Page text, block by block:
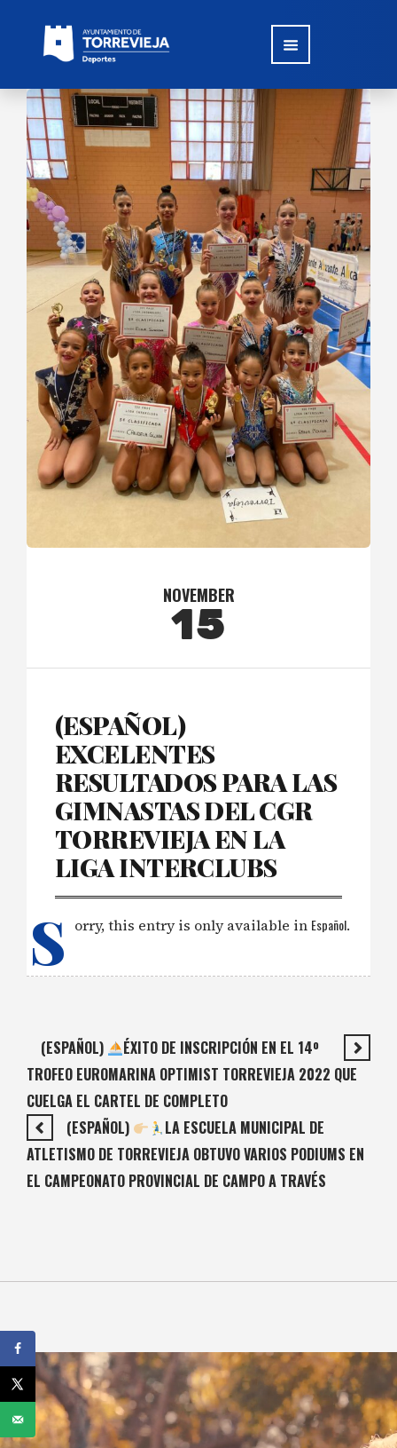
NOVEMBER
15
(ESPAÑOL)
EXCELENTES
RESULTADOS PARA LAS
GIMNASTAS DEL CGR
TORREVIEJA EN LA
LIGA INTERCLUBS
S orry, this entry is only available in Español.
(ESPAÑOL)
ÉXITO DE INSCRIPCIÓN EN EL 14º
TROFEO EUROMARINA OPTIMIST TORREVIEJA 2022 QUE
CUELGA EL CARTEL DE COMPLETO
(ESPAÑOL)
LA ESCUELA MUNICIPAL DE
ATLETISMO DE TORREVIEJA OBTUVO VARIOS PODIUMS EN
EL CAMPEONATO PROVINCIAL DE CAMPO A TRAVÉS